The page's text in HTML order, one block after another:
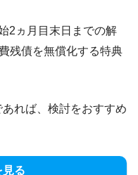
2ヵ月目末日までの解
残債を無償化する特典
れば、検討をおすすめ
見る